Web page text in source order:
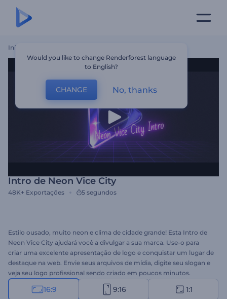
Início
Intro de Neon Vice City
48K+ Exportações 5 segundos
Estilo ousado, muito neon e clima de cidade grande! Esta Intro de
Neon Vice City ajudará você a divulgar a sua marca. Use-o para
criar uma excelente apresentação de logo e conquistar um lugar de
destaque na web. Envie seus arquivos de mídia, digite seu slogan e
veja seu logo profissional sendo criado em poucos minutos.
Perfeitamente recomendado para apresentações de marcas,
divulgações de produtos ou empresas, comerciais de TV,
16:9 9:16 1:1
Would you like to change Renderforest language
to English?
CHANGE No, thanks